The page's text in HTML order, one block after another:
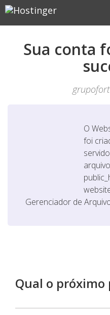
Sua conta
O
foi
arquivo
Gerenciador de
Qual o próximo